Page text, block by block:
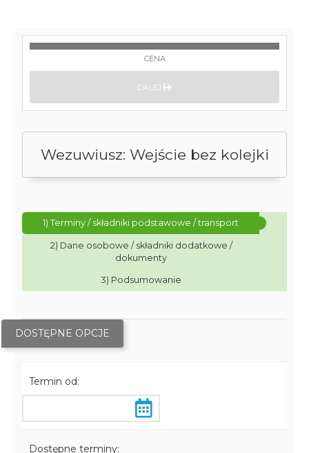
Wezuwiusz: Wejście bez kolejki
1) Terminy / składniki podstawowe / transport
2) Dane osobowe / składniki dodatkowe /
dokumenty
3) Podsumowanie
DOSTĘPNE OPCJE
Termin od:
Dostępne terminy:
CENA
DALEJ